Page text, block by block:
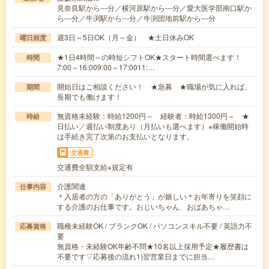
見奈良駅から---分／横河原駅から---分／愛大医学部南口駅か
ら---分／牛渕駅から---分／牛渕団地前駅から---分
曜日頻度 週3日～5日OK（月～金） ★土日休みOK
時間
★1日4時間～の時短シフトOK★スタート時間選べます！
7:00～16:009:00～17:0011:…
期間
開始日はご相談ください！ ★急募 ★職場が気に入れば、
長期でも働けます！
時給
無資格未経験：時給1200円～ 経験者：時給1300円～ ★
日払い／週払い制度あり（月払いも選べます）※稼働開始時
は手続き完了次第のお支払いとなります。
交通費
交通費全額支給※規定有
仕事内容
介護関連
＊入居者の方の「ありがとう」が嬉しい＊お年寄りを笑顔に
する介護のお仕事です。おじいちゃん、おばあちゃ…
応募資格
職種未経験OK / ブランクOK / パソコンスキル不要 / 英語力不
要
無資格・未経験OK年齢不問★10名以上採用予定★履歴書は
不要です▽応募後の流れ1)翌営業日までに担当…